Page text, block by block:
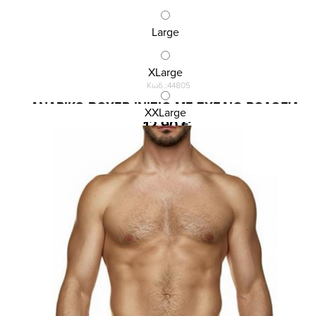
Large
XLarge
XXLarge
Κωδ.:44805
ΑΝΔΡΙΚΟ BOXER INIZIO ΜΕ ΣΧΕΔΙΟ ΡΟΛΟΓΙΑ
12,90 €